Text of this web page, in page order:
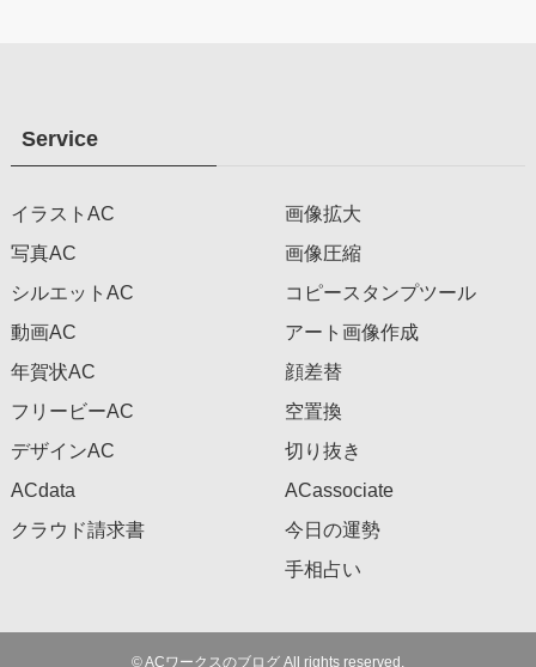
Service
イラストAC
写真AC
シルエットAC
動画AC
年賀状AC
フリービーAC
デザインAC
ACdata
クラウド請求書
画像拡大
画像圧縮
コピースタンプツール
アート画像作成
顔差替
空置換
切り抜き
ACassociate
今日の運勢
手相占い
©ACワークスのブログ All rights reserved.